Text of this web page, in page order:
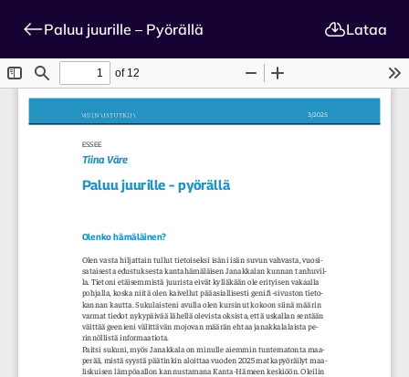
Paluu juurille – Pyörällä Lataa